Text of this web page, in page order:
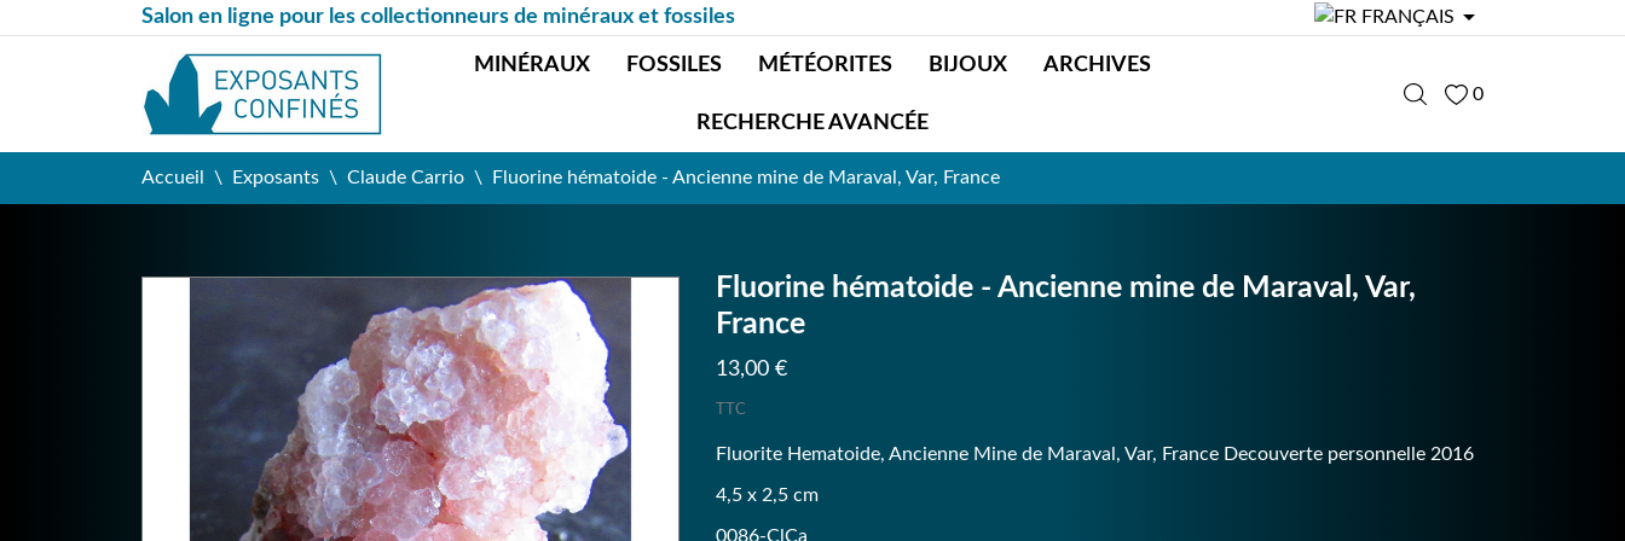
Salon en ligne pour les collectionneurs de minéraux et fossiles FRANÇAIS 
MINÉRAUX FOSSILES MÉTÉORITES BIJOUX ARCHIVES
RECHERCHE AVANCÉE
0
Accueil Exposants Claude Carrio Fluorine hématoide - Ancienne mine de Maraval, Var, France
Fluorine hématoide - Ancienne mine de Maraval, Var,
France
13,00 €
TTC
Fluorite Hematoide, Ancienne Mine de Maraval, Var, France Decouverte personnelle 2016
4,5 x 2,5 cm
0086-ClCa